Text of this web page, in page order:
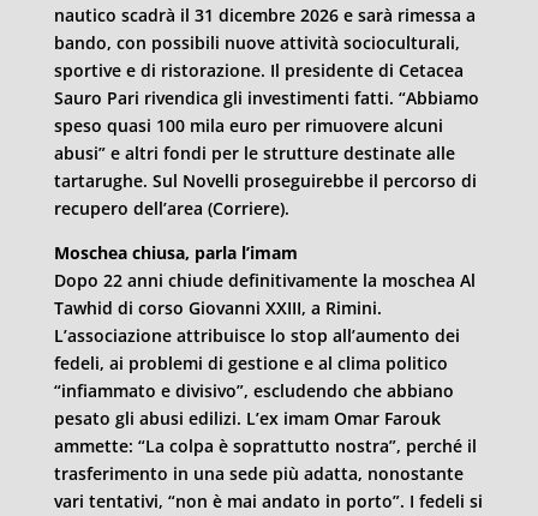
nautico scadrà il 31 dicembre 2026 e sarà rimessa a
bando, con possibili nuove attività socioculturali,
sportive e di ristorazione. Il presidente di Cetacea
Sauro Pari rivendica gli investimenti fatti. “Abbiamo
speso quasi 100 mila euro per rimuovere alcuni
abusi” e altri fondi per le strutture destinate alle
tartarughe. Sul Novelli proseguirebbe il percorso di
recupero dell’area (Corriere).
Moschea chiusa, parla l’imam
Dopo 22 anni chiude definitivamente la moschea Al
Tawhid di corso Giovanni XXIII, a Rimini.
L’associazione attribuisce lo stop all’aumento dei
fedeli, ai problemi di gestione e al clima politico
“infiammato e divisivo”, escludendo che abbiano
pesato gli abusi edilizi. L’ex imam Omar Farouk
ammette: “La colpa è soprattutto nostra”, perché il
trasferimento in una sede più adatta, nonostante
vari tentativi, “non è mai andato in porto”. I fedeli si